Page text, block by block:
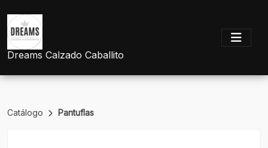
Dreams Calzado Caballito
Catálogo Pantuflas